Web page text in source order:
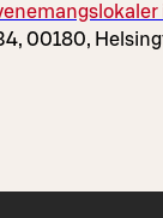
00180,